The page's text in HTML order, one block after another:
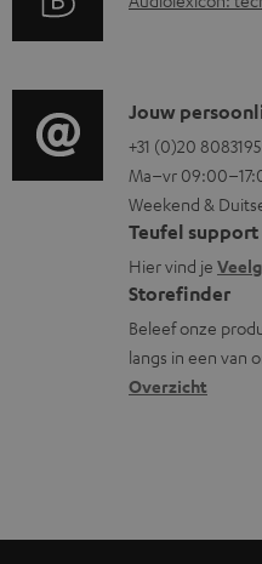
e
n
n
r
m
a
t
i
e
n
e
i
n
f
o
r
m
a
i
o
g
l
o
s
s
a
r
C
o
n
t
a
c
t
i
n
m
Jouw
+31 (0)20 8083195
Ma–vr
Weekend &
Teufel support
Hier vind je
Storefinder
Beleef onze
langs in een van
Overzicht